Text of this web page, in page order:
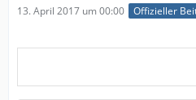
13. April 2017 um 00:00 Offizieller